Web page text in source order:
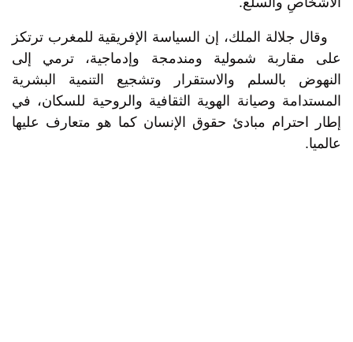
وقال جلالة الملك، إن السياسة الإفريقية للمغرب ترتكز
على مقاربة شمولية ومندمجة وإدماجية، ترمي إلى
النهوض بالسلم والاستقرار وتشجيع التنمية البشرية
المستدامة وصيانة الهوية الثقافية والروحية للسكان، في
إطار احترام مبادئ حقوق الإنسان كما هو متعارف عليها
عالميا.